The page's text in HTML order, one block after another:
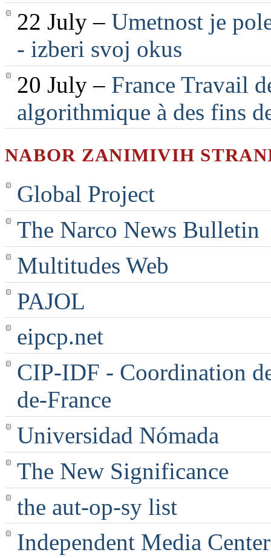
22 July – Umetnost je
- izberi svoj okus
20 July – France Travail
algorithmique à des fins
NABOR ZANIMIVIH
Global Project
The Narco News Bulletin
Multitudes Web
PAJOL
eipcp.net
CIP-IDF - Coordination
de-France
Universidad Nómada
The New Significance
the aut-op-sy list
Independent Media